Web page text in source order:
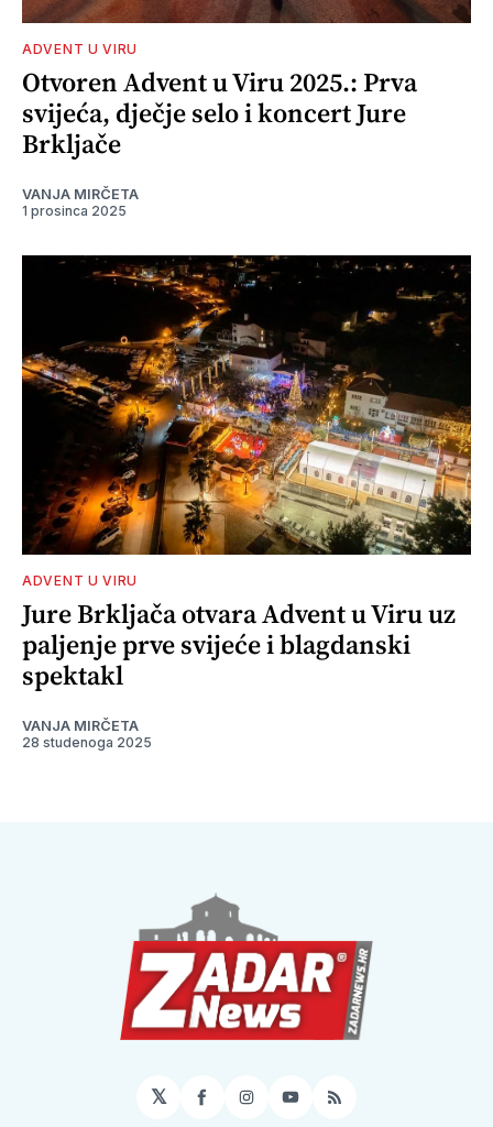
ADVENT U VIRU
Otvoren Advent u Viru 2025.: Prva
svijeća, dječje selo i koncert Jure
Brkljače
VANJA MIRČETA
1 prosinca 2025
ADVENT U VIRU
Jure Brkljača otvara Advent u Viru uz
paljenje prve svijeće i blagdanski
spektakl
VANJA MIRČETA
28 studenoga 2025
𝕏 Facebook
Instagram
YouTube
RSS